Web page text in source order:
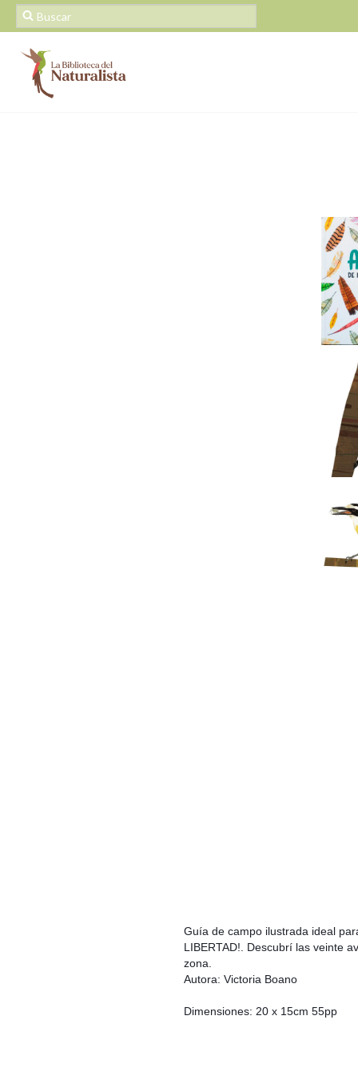
Guía de campo ilustrada ideal
LIBERTAD!. Descubrí las veinte
zona.
Autora: Victoria Boano
Dimensiones: 20 x 15cm 55pp